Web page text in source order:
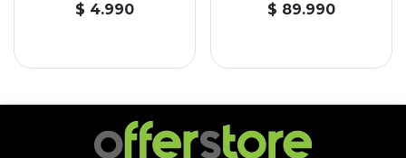
$ 4.990 $ 89.990